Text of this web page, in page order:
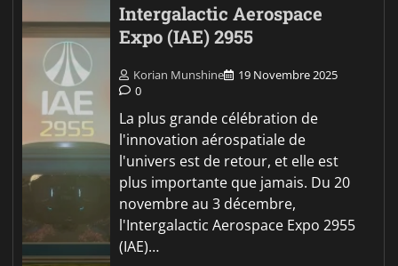
Intergalactic Aerospace
Expo (IAE) 2955
Korian Munshine
19 Novembre 2025
0
La plus grande célébration de
l'innovation aérospatiale de
l'univers est de retour, et elle est
plus importante que jamais. Du 20
novembre au 3 décembre,
l'Intergalactic Aerospace Expo 2955
(IAE)…